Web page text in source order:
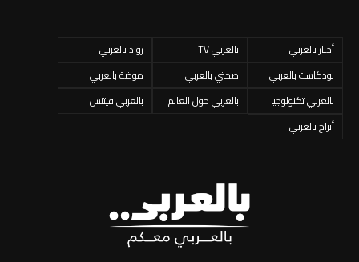
أخبار بالعربي بالعربي TV
رواد بالعربي
بودكاست بالعربي
صحتي بالعربي
موضة بالعربي
بالعربي تكنولوجيا
بالعربي حول العالم
بالعربي فيتنس
أبراج بالعربي